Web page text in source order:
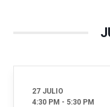
27 JULIO
4:30 PM - 5:30 PM